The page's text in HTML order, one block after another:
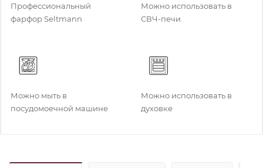
Профессиональный
фарфор Seltmann
Можно использовать в
СВЧ-печи
Можно мыть в
посудомоечной машине
Можно использовать в
духовке